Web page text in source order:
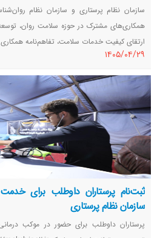
سازمان نظام پرستاری و سازمان نظام
همکاری‌های مشترک در حوزه سلامت روان،
ارتقای کیفیت خدمات سلامت، تفاهم‌نامه همکاری
١٤٠٥/٠٤/٢٩
ثبت‌نام پرستاران داوطلب برای
سازمان نظام پرستاری
پرستاران داوطلب برای حضور در موکب